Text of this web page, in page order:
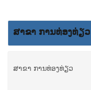
ສາຂາ ການທ່ອງທ່ຽວ
ສາຂາ ການທ່ອງທ່ຽວ